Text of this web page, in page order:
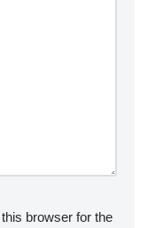
browser for the